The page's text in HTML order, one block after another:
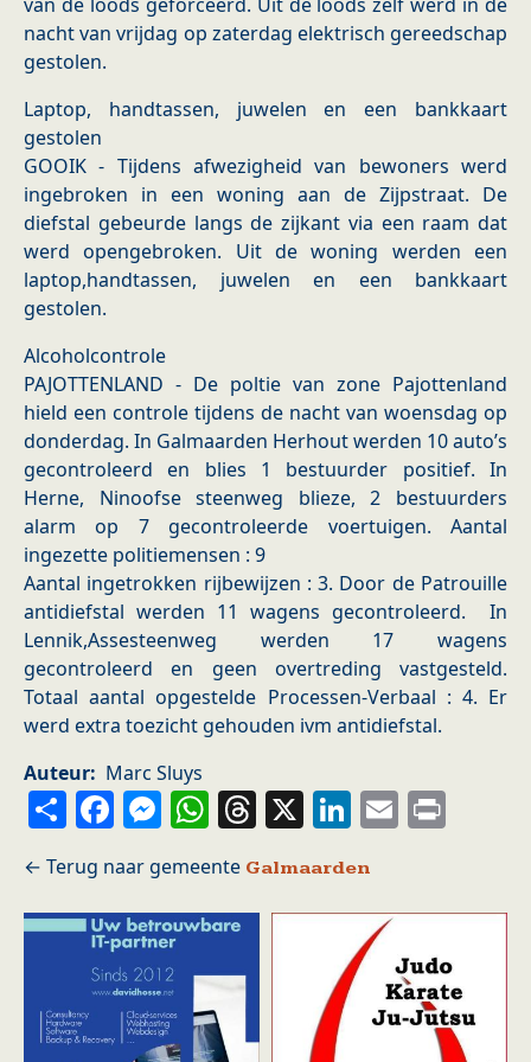
van de loods geforceerd. Uit de loods zelf werd in de
nacht van vrijdag op zaterdag elektrisch gereedschap
gestolen.
Laptop, handtassen, juwelen en een bankkaart
gestolen
GOOIK - Tijdens afwezigheid van bewoners werd
ingebroken in een woning aan de Zijpstraat. De
diefstal gebeurde langs de zijkant via een raam dat
werd opengebroken. Uit de woning werden een
laptop,handtassen, juwelen en een bankkaart
gestolen.
Alcoholcontrole
PAJOTTENLAND - De poltie van zone Pajottenland
hield een controle tijdens de nacht van woensdag op
donderdag. In Galmaarden Herhout werden 10 auto’s
gecontroleerd en blies 1 bestuurder positief. In
Herne, Ninoofse steenweg blieze, 2 bestuurders
alarm op 7 gecontroleerde voertuigen. Aantal
ingezette politiemensen : 9
Aantal ingetrokken rijbewijzen : 3. Door de Patrouille
antidiefstal werden 11 wagens gecontroleerd. In
Lennik,Assesteenweg werden 17 wagens
gecontroleerd en geen overtreding vastgesteld.
Totaal aantal opgestelde Processen-Verbaal : 4. Er
werd extra toezicht gehouden ivm antidiefstal.
Auteur
Marc Sluys
ShareFacebook
Messenger
WhatsApp
Threads
X LinkedIn
Email
Galmaarden